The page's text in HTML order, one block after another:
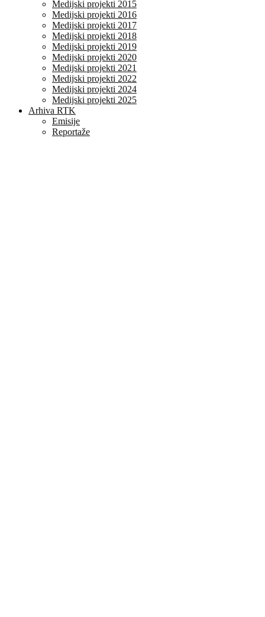
Medijski projekti 2015
Medijski projekti 2016
Medijski projekti 2017
Medijski projekti 2018
Medijski projekti 2019
Medijski projekti 2020
Medijski projekti 2021
Medijski projekti 2022
Medijski projekti 2024
Medijski projekti 2025
Arhiva RTK
Emisije
Reportaže